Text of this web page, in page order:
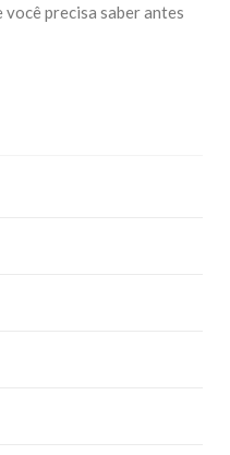
você precisa saber antes